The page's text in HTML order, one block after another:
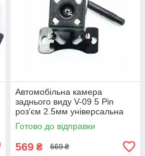
Автомобільна камера
заднього виду V-09 5 Pin
роз'єм 2.5мм універсальна
Готово до відправки
569 ₴ 669 ₴